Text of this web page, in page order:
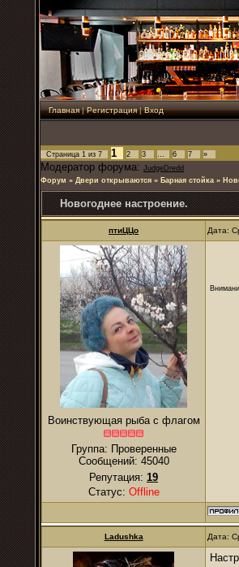
Главная|Регистрация|Вход
Страница 1 из 7 1 2 3 … 6 7 »
Модератор форума: JudgeDredd
Форум » Двери открываются » Барная стойка »
Новогоднее настроение.
птиЦЦо Дата:
Воинствующая рыба с флагом
Группа: Проверенные
Сообщений: 45040
Репутация: 19
Статус: Offline
Ladushka Дата: